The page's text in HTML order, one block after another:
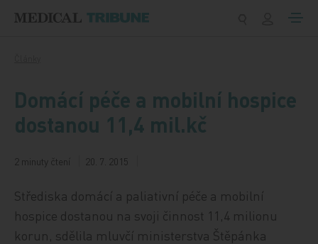
Domácí péče a mobilní hospice
dostanou 11,4 mil.kč
2 minuty čtení 20. 7. 2015
Střediska domácí a paliativní péče a mobilní
hospice dostanou na svoji činnost 11,4 milionu
korun, sdělila mluvčí ministerstva Štěpánka